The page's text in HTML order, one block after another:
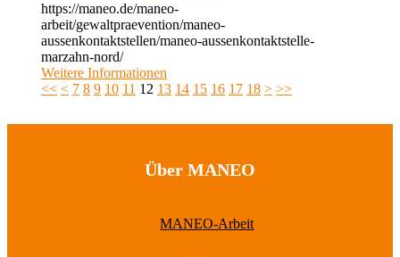
https://maneo.de/maneo-
arbeit/gewaltpraevention/maneo-
aussenkontaktstellen/maneo-aussenkontaktstelle-
marzahn-nord/
Weitere Informationen
<< < 7 8 9 10 11 12 13 14 15 16 17 18 > >>
Über MANEO
MANEO-Arbeit